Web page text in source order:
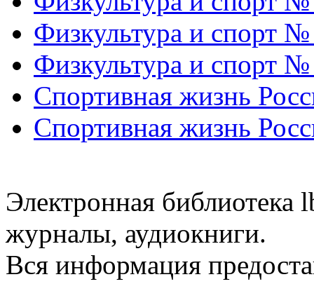
Физкультура и спорт
Физкультура и спорт
Спортивная жизнь
Спортивная жизнь
Электронная библиотека
журналы, аудиокниги.
Вся информация